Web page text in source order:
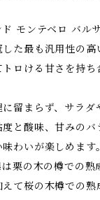
ド モンテベロ バル
した最も汎用性の
トロける甘さを持ち
に留まらず、サラ
度と酸味、甘みの
わいが楽しめます。
栗の木の樽での熟
えて桜の木樽での